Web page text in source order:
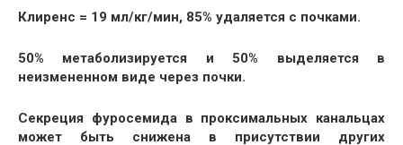
Клиренс = 19 мл/кг/мин, 85% удаляется с почками.
50% метаболизируется и 50% выделяется в
неизмененном виде через почки.
Секреция фуросемида в проксимальных канальцах
может быть снижена в присутствии других